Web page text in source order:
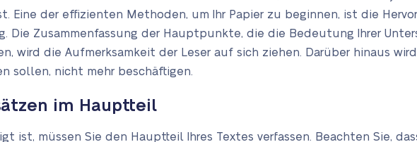
Eine der effizienten Methoden, um Ihr Papier zu beginnen, ist die
Die Zusammenfassung der Hauptpunkte, die die Bedeutung Ihrer
wird die Aufmerksamkeit der Leser auf sich ziehen. Darüber hinaus wird
sollen, nicht mehr beschäftigen.
im Hauptteil
ist, müssen Sie den Hauptteil Ihres Textes verfassen. Beachten Sie,